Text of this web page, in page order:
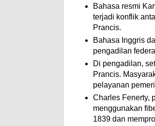
Bahasa resmi
terjadi konflik
Prancis.
Bahasa Inggris
pengadilan
Di pengadilan,
Prancis.
pelayanan
Charles Fenerty,
menggunakan
1839 dan